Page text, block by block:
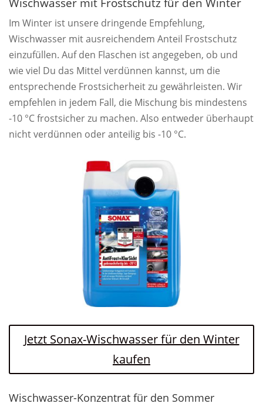
Im Winter ist unsere dringende Empfehlung,
Wischwasser mit ausreichendem Anteil Frostschutz
einzufüllen. Auf den Flaschen ist angegeben, ob und
wie viel Du das Mittel verdünnen kannst, um die
entsprechende Frostsicherheit zu gewährleisten. Wir
empfehlen in jedem Fall, die Mischung bis mindestens
-10 °C frostsicher zu machen. Also entweder überhaupt
nicht verdünnen oder anteilig bis -10 °C.
Jetzt Sonax-Wischwasser für den Winter
kaufen
Wischwasser-Konzentrat für den Sommer